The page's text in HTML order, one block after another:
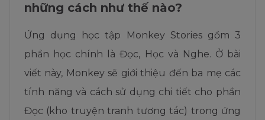
những cách như thế nào?
Ứng dụng học tập MonkeyStories gồm 3
phần học chính là Đọc, Học và Nghe. Ở bài
viết này, Monkey sẽ giới thiệu đến ba mẹ các
tính năng và cách sử dụng chi tiết cho phần
Đọc (kho truyện tranh tương tác) trong ứng